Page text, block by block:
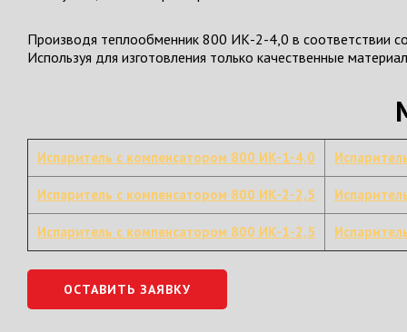
Производя теплообменник 800 ИК-2-4,0 в соответствии
Используя для изготовления только качественные
Испаритель с компенсатором 800 ИК-1-4,0
Испаритель с компенсатором 800 ИК-2-2,5
Испаритель с компенсатором 800 ИК-1-2,5
ОСТАВИТЬ ЗАЯВКУ